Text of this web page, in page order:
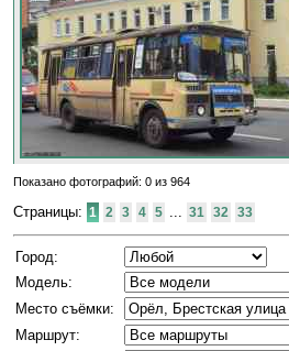
Показано фотографий: 0 из 964
Страницы: 1 2 3 4 5 31 32 33
Город:
Модель:
Место съёмки:
Маршрут: